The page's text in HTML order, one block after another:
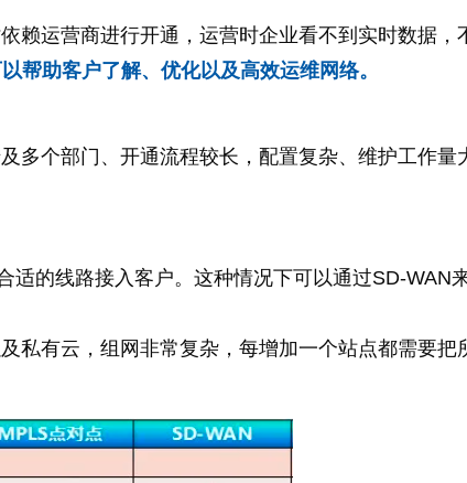
赖运营商进行开通，运营时企业看不到实时数据，
帮助客户了解、优化以及高效运维网络。
多个部门、开通流程较长，配置复杂、维护工作量
的线路接入客户。这种情况下可以通过SD-WAN
私有云，组网非常复杂，每增加一个站点都需要把